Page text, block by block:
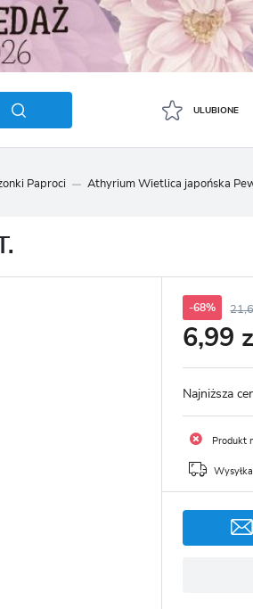
ULUBIONE
podgląd statusu realizacji zamówień
brak konieczności wprowadzania
8.99 zł
Paproci Athyrium Wietlica japońska
-68%
6,99
Najniższa
Produkt